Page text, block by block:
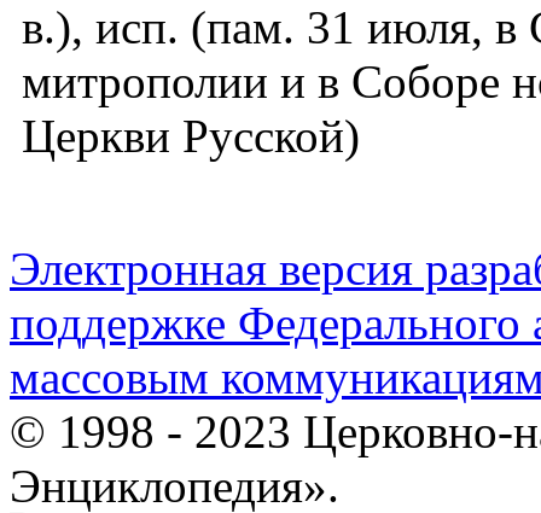
в.), исп. (пам. 31 июля, в
митрополии и в Соборе
Церкви Русской)
Электронная версия
поддержке Федерального
массовым
© 1998 - 2023 Церковно-
Энциклопедия».